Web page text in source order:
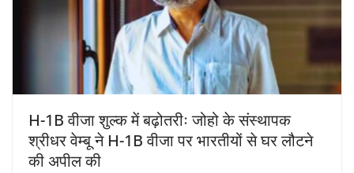
H-1B वीजा शुल्क में बढ़ोतरीः जोहो के संस्थापक
श्रीधर वेम्बू ने H-1B वीजा पर भारतीयों से घर लौटने
की अपील की